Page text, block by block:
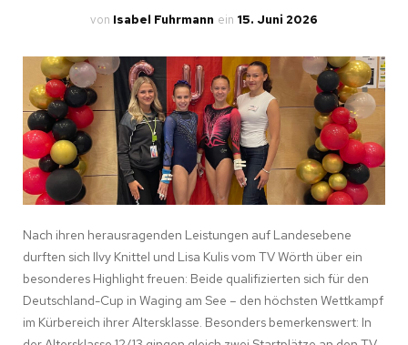
von Isabel Fuhrmann ein 15. Juni 2026
Nach ihren herausragenden Leistungen auf Landesebene
durften sich Ilvy Knittel und Lisa Kulis vom TV Wörth über ein
besonderes Highlight freuen: Beide qualifizierten sich für den
Deutschland-Cup in Waging am See – den höchsten Wettkampf
im Kürbereich ihrer Altersklasse. Besonders bemerkenswert: In